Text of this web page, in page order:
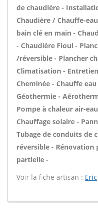
de chaudière -
Chaudière / Chauffe-
bain clé en main -
- Chaudière Fioul -
/réversible - Plancher
Climatisation -
Cheminée - Chauffe
Géothermie -
Pompe à chaleur air-
Chauffage solaire -
Tubage de conduits de
réversible -
partielle -
Voir la fiche artisan : Eric